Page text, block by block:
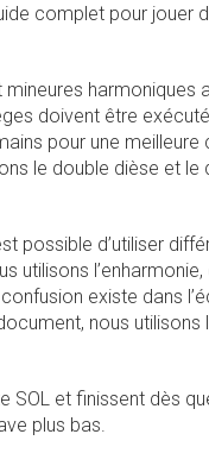
complet pour jouer
doivent être
pour une
le double dièse et le
possible d’utiliser
utilisons
existe dans
nous utilisons
et finissent dès
plus bas.